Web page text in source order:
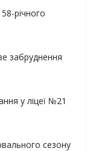
річного
забруднення
у ліцеї №21
сезону